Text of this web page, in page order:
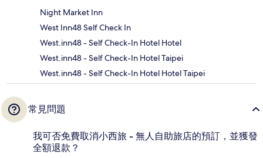
Night Market Inn
West Inn48 Self Check In
West.inn48 - Self Check-In Hotel Hotel
West.inn48 - Self Check-In Hotel Taipei
West.inn48 - Self Check-In Hotel Hotel Taipei
常見問題
我可否免費取消小西旅 - 無人自助旅店的預訂，並獲發
全額退款？